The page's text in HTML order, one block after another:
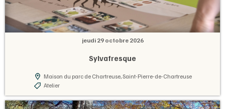
jeudi 29 octobre 2026
Sylvafresque
Maison du parc de Chartreuse, Saint-Pierre-de-Chartreuse
Atelier